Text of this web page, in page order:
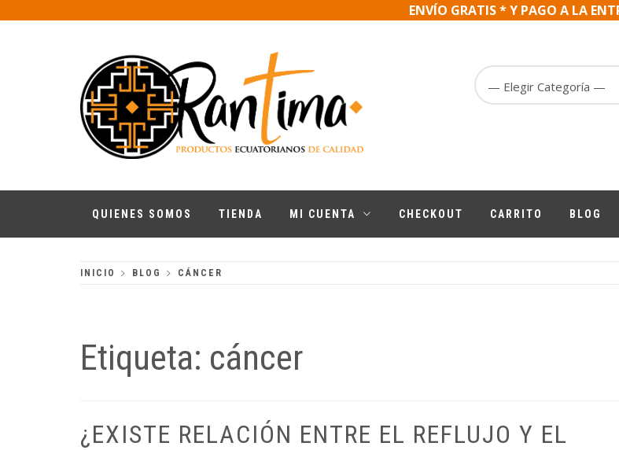
ENVÍO GRATIS * Y PAGO A LA
QUIENES SOMOS TIENDA MI CUENTA CHECKOUT CARRITO BLOG
INICIO BLOG CÁNCER
Etiqueta: cáncer
¿EXISTE RELACIÓN ENTRE EL REFLUJO Y EL